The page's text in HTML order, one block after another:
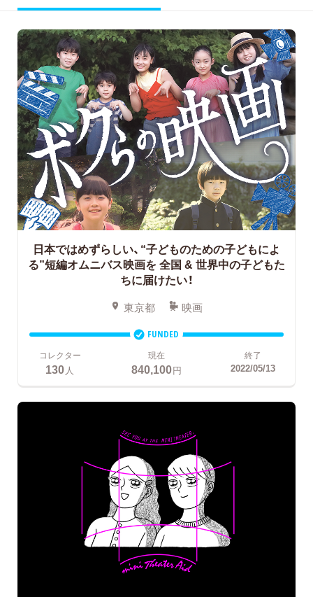
日本ではめずらしい、“子どものための子どもによ
る”短編オムニバス映画を全国 & 世界中の子どもた
ちに届けたい！
東京都 映画
FUNDED
コレクター
130 人
現在
840,100円
終了
2022/05/13